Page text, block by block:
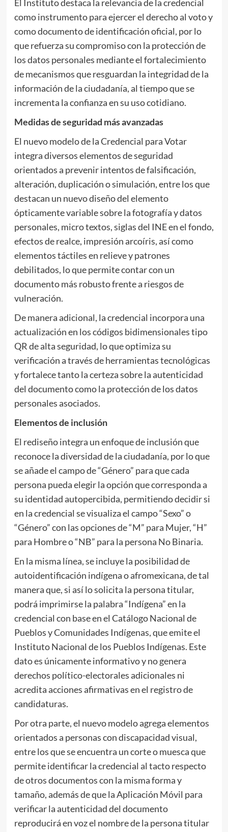
El Instituto destaca la relevancia de la credencial
como instrumento para ejercer el derecho al voto y
como documento de identificación oficial, por lo
que refuerza su compromiso con la protección de
los datos personales mediante el fortalecimiento
de mecanismos que resguardan la integridad de la
información de la ciudadanía, al tiempo que se
incrementa la confianza en su uso cotidiano.
Medidas de seguridad más avanzadas
El nuevo modelo de la Credencial para Votar
integra diversos elementos de seguridad
orientados a prevenir intentos de falsificación,
alteración, duplicación o simulación, entre los que
destacan un nuevo diseño del elemento
ópticamente variable sobre la fotografía y datos
personales, micro textos, siglas del INE en el fondo,
efectos de realce, impresión arcoíris, así como
elementos táctiles en relieve y patrones
debilitados, lo que permite contar con un
documento más robusto frente a riesgos de
vulneración.
De manera adicional, la credencial incorpora una
actualización en los códigos bidimensionales tipo
QR de alta seguridad, lo que optimiza su
verificación a través de herramientas tecnológicas
y fortalece tanto la certeza sobre la autenticidad
del documento como la protección de los datos
personales asociados.
Elementos de inclusión
El rediseño integra un enfoque de inclusión que
reconoce la diversidad de la ciudadanía, por lo que
se añade el campo de “Género” para que cada
persona pueda elegir la opción que corresponda a
su identidad autopercibida, permitiendo decidir si
en la credencial se visualiza el campo “Sexo” o
“Género” con las opciones de “M” para Mujer, “H”
para Hombre o “NB” para la persona No Binaria.
En la misma línea, se incluye la posibilidad de
autoidentificación indígena o afromexicana, de tal
manera que, si así lo solicita la persona titular,
podrá imprimirse la palabra “Indígena” en la
credencial con base en el Catálogo Nacional de
Pueblos y Comunidades Indígenas, que emite el
Instituto Nacional de los Pueblos Indígenas. Este
dato es únicamente informativo y no genera
derechos político-electorales adicionales ni
acredita acciones afirmativas en el registro de
candidaturas.
Por otra parte, el nuevo modelo agrega elementos
orientados a personas con discapacidad visual,
entre los que se encuentra un corte o muesca que
permite identificar la credencial al tacto respecto
de otros documentos con la misma forma y
tamaño, además de que la Aplicación Móvil para
verificar la autenticidad del documento
reproducirá en voz el nombre de la persona titular